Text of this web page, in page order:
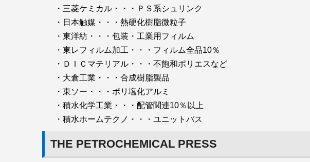
・三菱ケミカル・・・ＰＳ系シュリンク
・日本触媒・・・熱硬化樹脂微粒子
・東洋紡・・・包装・工業用フィルム
・東レフィルム加工・・・フィルム全品10％
・ＤＩＣマテリアル・・・不飽和ポリエスなど
・大倉工業・・・合成樹脂製品
・東ソー・・・ポリ塩化アルミ
・積水化学工業・・・配管関連10％以上
・積水ホームテクノ・・・ユニットバス
THE PETROCHEMICAL PRESS